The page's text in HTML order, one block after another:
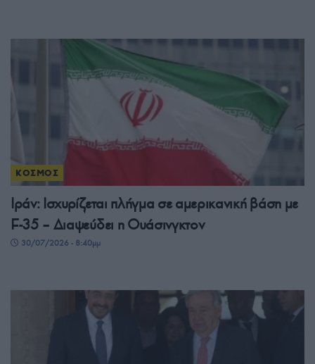
ΚΟΣΜΟΣ
Ιράν: Ισχυρίζεται πλήγμα σε αμερικανική βάση με
F-35 – Διαψεύδει η Ουάσινγκτον
30/07/2026 - 8:40μμ